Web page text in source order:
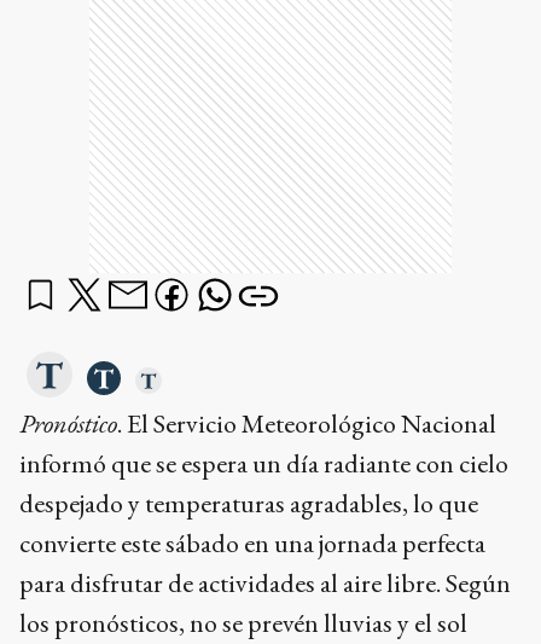
Pronóstico. El Servicio Meteorológico Nacional
informó que se espera un día radiante con cielo
despejado y temperaturas agradables, lo que
convierte este sábado en una jornada perfecta
para disfrutar de actividades al aire libre. Según
los pronósticos, no se prevén lluvias y el sol